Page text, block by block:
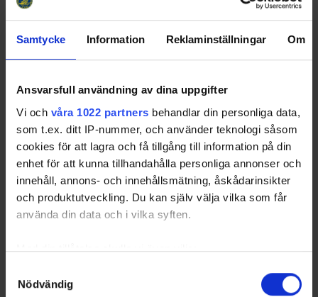
Samtycke Information Reklaminställningar Om
Ansvarsfull användning av dina uppgifter
Vi och våra 1022 partners behandlar din personliga data,
som t.ex. ditt IP-nummer, och använder teknologi såsom
cookies för att lagra och få tillgång till information på din
enhet för att kunna tillhandahålla personliga annonser och
innehåll, annons- och innehållsmätning, åskådarinsikter
och produktutveckling. Du kan själv välja vilka som får
använda din data och i vilka syften.
Med din tillåtelse skulle vi även vilja:
kan ha en noggrannhet på upp till flera meter
Nödvändig
2025-03-
23 11:30
Strömsbro IF/Brynäs IF -
Skutskärs SK
3 - 0
Monitor
ERP Arena
29 11:00
Tredje Pris
Sportia
Arena
2025-03-
30 09:30
Bollnäs IS - Strömsbro IF/Brynäs
IF
2 - 4
Monitor
ERP Arena
Swehockey ger dig tillgång till nyheter, livebevakning
och statistik för samtliga ishockeyserier som spelas i